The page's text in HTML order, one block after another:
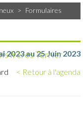
> Formulaires
frères Terrier
2023 au 25 Juin 2023
< Retour à l'agenda